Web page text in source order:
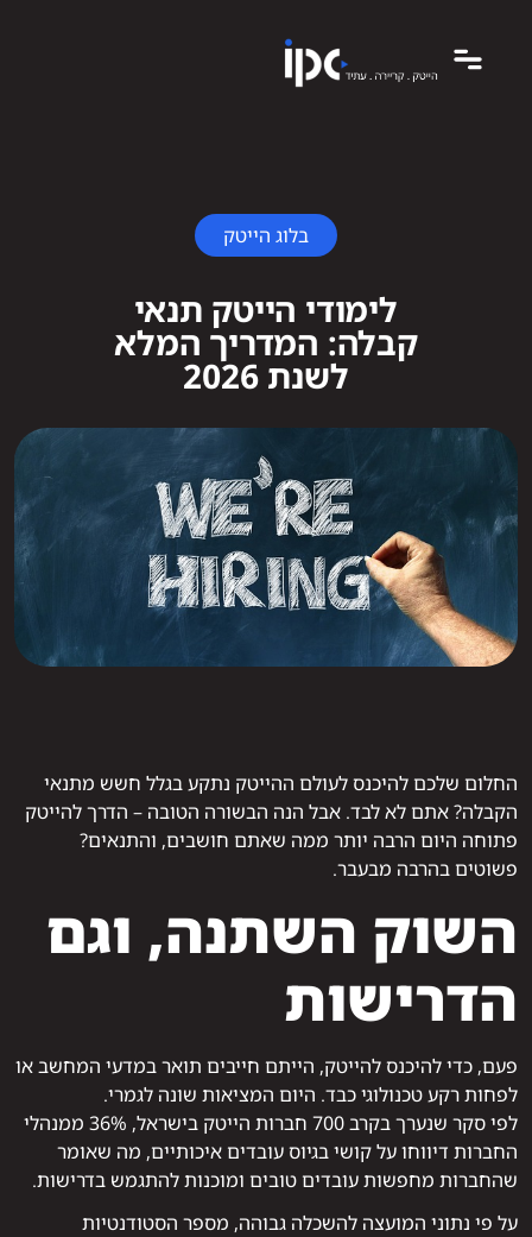
בלוג הייטק
לימודי הייטק תנאי
קבלה: המדריך המלא
לשנת 2026
החלום שלכם להיכנס לעולם ההייטק נתקע בגלל חשש מתנאי
הקבלה? אתם לא לבד. אבל הנה הבשורה הטובה – הדרך להייטק
פתוחה היום הרבה יותר ממה שאתם חושבים, והתנאים?
פשוטים בהרבה מבעבר.
השוק השתנה, וגם
הדרישות
פעם, כדי להיכנס להייטק, הייתם חייבים תואר במדעי המחשב או
לפחות רקע טכנולוגי כבד. היום המציאות שונה לגמרי.
לפי סקר שנערך בקרב 700 חברות הייטק בישראל, 36% ממנהלי
החברות דיווחו על קושי בגיוס עובדים איכותיים, מה שאומר
שהחברות מחפשות עובדים טובים ומוכנות להתגמש בדרישות.
על פי נתוני המועצה להשכלה גבוהה, מספר הסטודנטיות